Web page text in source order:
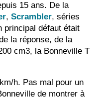
15 ans. De la
,Scrambler, séries
principal défaut était
la réponse, de la
cm3, la Bonneville T
h. Pas mal pour un
de montrer à